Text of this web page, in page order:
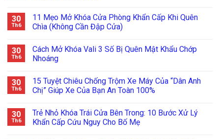
30
Th6
11 Mẹo Mở Khóa Cửa Phòng Khẩn Cấp Khi Quên
Chìa (Không Cần Đập Cửa)
30
Th6
Cách Mở Khóa Vali 3 Số Bị Quên Mật Khẩu Chớp
Nhoáng
30
Th6
15 Tuyệt Chiêu Chống Trộm Xe Máy Của “Dân Anh
Chị” Giúp Xe Của Bạn An Toàn 100%
30
Th6
Trẻ Nhỏ Khóa Trái Cửa Bên Trong: 10 Bước Xử Lý
Khẩn Cấp Cứu Nguy Cho Bố Mẹ